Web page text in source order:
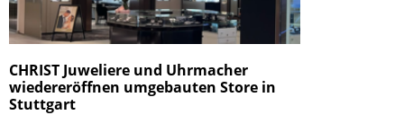
CHRIST Juweliere und Uhrmacher
wiedereröffnen umgebauten Store in
Stuttgart